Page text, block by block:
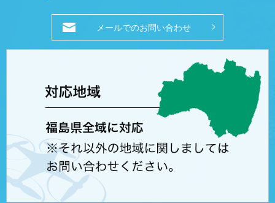
メールでのお問い合わせ